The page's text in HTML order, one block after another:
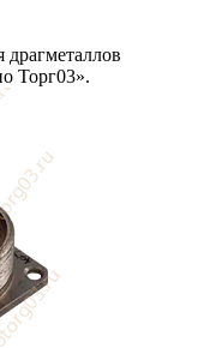
Торг03».